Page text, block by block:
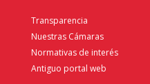
Transparencia
Nuestras Cámaras
Normativas de interés
Antiguo portal web